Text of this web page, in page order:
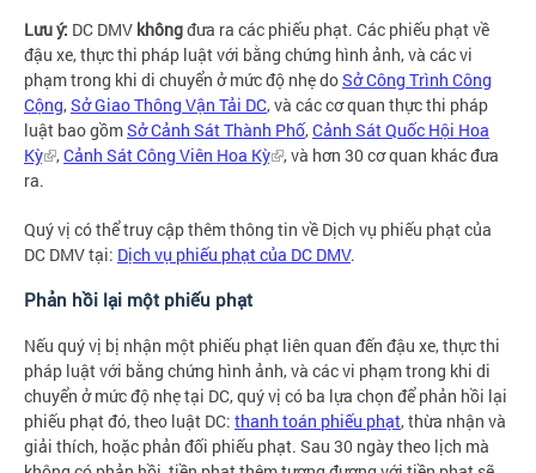
Lưu ý: DC DMV khôngđưa ra các phiếu phạt. Các phiếu phạt về
đậu xe, thực thi pháp luật với bằng chứng hình ảnh, và các vi
phạm trong khi di chuyển ở mức độ nhẹ doSở Công Trình Công
Cộng,Sở Giao Thông Vận Tải DC, và các cơ quan thực thi pháp
luật bao gồmSở Cảnh Sát Thành Phố,Cảnh Sát Quốc Hội Hoa
Kỳ
,Cảnh Sát Công Viên Hoa Kỳ
, và hơn 30 cơ quan khác đưa
ra.
Quý vị có thể truy cập thêm thông tin về Dịch vụ phiếu phạt của
DC DMV tại: Dịch vụ phiếu phạt của DC DMV.
Phản hồi lại một phiếu phạt
Nếu quý vị bị nhận một phiếu phạt liên quan đến đậu xe, thực thi
pháp luật với bằng chứng hình ảnh, và các vi phạm trong khi di
chuyển ở mức độ nhẹ tại DC, quý vị có ba lựa chọn để phản hồi lại
phiếu phạt đó, theo luật DC: thanh toán phiếu phạt, thừa nhận và
giải thích, hoặc phản đối phiếu phạt. Sau 30 ngày theo lịch mà